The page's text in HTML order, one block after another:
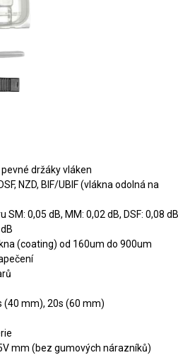
držáky vláken
NZD, BIF/UBIF (vlákna odolná na
0,05 dB, MM: 0,02 dB, DSF: 0,08
(coating) od 160um do 900um
(40 mm), 20s (60 mm)
mm (bez gumových nárazníků)